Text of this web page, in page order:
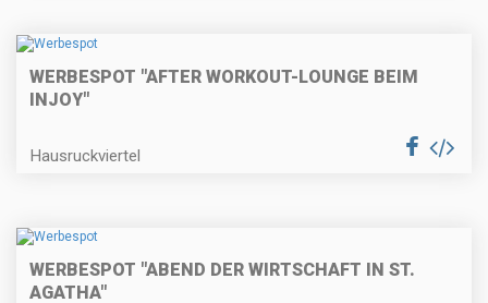
WERBESPOT "AFTER WORKOUT-LOUNGE BEIM
INJOY"
Hausruckviertel
WERBESPOT "ABEND DER WIRTSCHAFT IN ST.
AGATHA"